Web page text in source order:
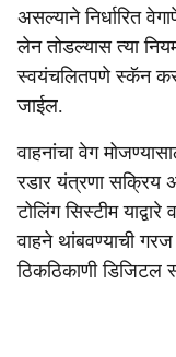
असल्याने निर्धारित
लेन तोडल्यास त्या
स्वयंचलितपणे स्कॅन
जाईल.
वाहनांचा वेग
रडार यंत्रणा सक्रिय
टोलिंग सिस्टीम
वाहने थांबवण्याची गरज
ठिकठिकाणी डिजिटल